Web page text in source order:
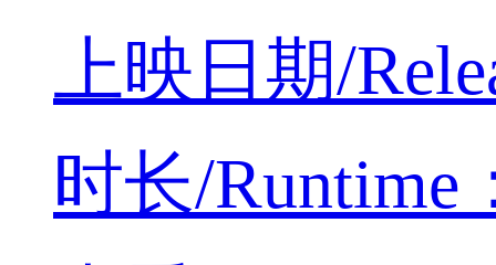
上映日期/
时长/Runtime